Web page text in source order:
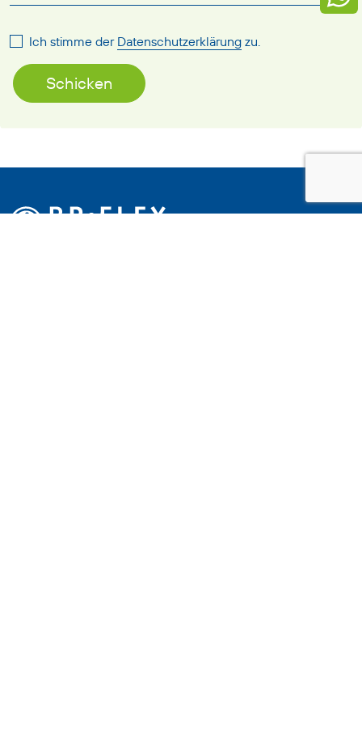
Ich stimme der Datenschutzerklärung zu.